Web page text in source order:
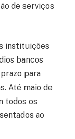
de serviços
instituições
bancos
para
Até maio de
todos os
ao